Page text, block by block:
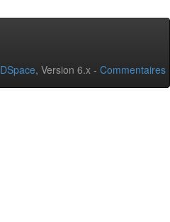
DSpace, Version 6.x - Commentaires